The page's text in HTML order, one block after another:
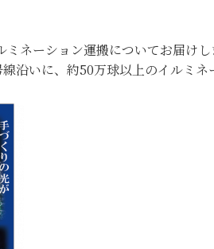
ネーション運搬についてお届けし
沿いに、約50万球以上のイルミネ